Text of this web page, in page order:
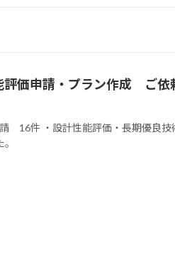
価申請・プラン作成 ご依
16件 ・設計性能評価・長期優良